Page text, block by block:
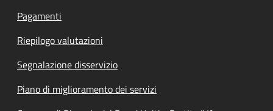
Pagamenti
Riepilogo valutazioni
Segnalazione disservizio
Piano di miglioramento dei servizi